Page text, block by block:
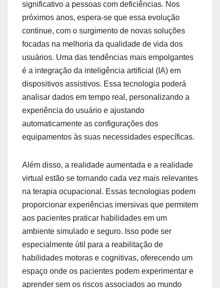
significativo a pessoas com deficiências. Nos
próximos anos, espera-se que essa evolução
continue, com o surgimento de novas soluções
focadas na melhoria da qualidade de vida dos
usuários. Uma das tendências mais empolgantes
é a integração da inteligência artificial (IA) em
dispositivos assistivos. Essa tecnologia poderá
analisar dados em tempo real, personalizando a
experiência do usuário e ajustando
automaticamente as configurações dos
equipamentos às suas necessidades específicas.
Além disso, a realidade aumentada e a realidade
virtual estão se tornando cada vez mais relevantes
na terapia ocupacional. Essas tecnologias podem
proporcionar experiências imersivas que permitem
aos pacientes praticar habilidades em um
ambiente simulado e seguro. Isso pode ser
especialmente útil para a reabilitação de
habilidades motoras e cognitivas, oferecendo um
espaço onde os pacientes podem experimentar e
aprender sem os riscos associados ao mundo